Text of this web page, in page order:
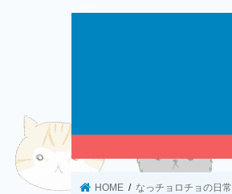
HOME なっチョロチョの日常